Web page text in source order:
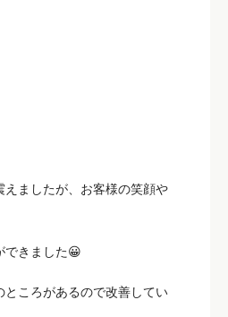
えましたが、お客様の笑顔や
できました😀
ところがあるので改善してい